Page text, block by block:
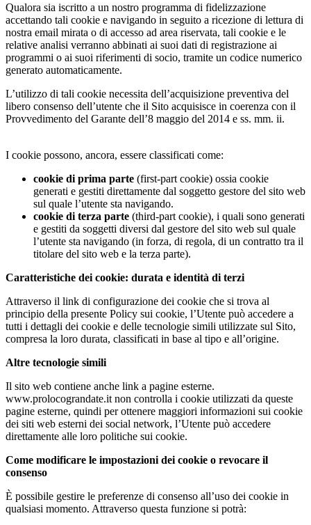
Qualora sia iscritto a un nostro programma di fidelizzazione
accettando tali cookie e navigando in seguito a ricezione di lettura di
nostra email mirata o di accesso ad area riservata, tali cookie e le
relative analisi verranno abbinati ai suoi dati di registrazione ai
programmi o ai suoi riferimenti di socio, tramite un codice numerico
generato automaticamente.
L’utilizzo di tali cookie necessita dell’acquisizione preventiva del
libero consenso dell’utente che il Sito acquisisce in coerenza con il
Provvedimento del Garante dell’8 maggio del 2014 e ss. mm. ii.
I cookie possono, ancora, essere classificati come:
cookie di prima parte (first-part cookie) ossia cookie
generati e gestiti direttamente dal soggetto gestore del sito web
sul quale l’utente sta navigando.
cookie di terza parte (third-part cookie), i quali sono generati
e gestiti da soggetti diversi dal gestore del sito web sul quale
l’utente sta navigando (in forza, di regola, di un contratto tra il
titolare del sito web e la terza parte).
Caratteristiche dei cookie: durata e identità di terzi
Attraverso il link di configurazione dei cookie che si trova al
principio della presente Policy sui cookie, l’Utente può accedere a
tutti i dettagli dei cookie e delle tecnologie simili utilizzate sul Sito,
compresa la loro durata, classificati in base al tipo e all’origine.
Altre tecnologie simili
Il sito web contiene anche link a pagine esterne.
www.prolocograndate.it non controlla i cookie utilizzati da queste
pagine esterne, quindi per ottenere maggiori informazioni sui cookie
dei siti web esterni dei social network, l’Utente può accedere
direttamente alle loro politiche sui cookie.
Come modificare le impostazioni dei cookie o revocare il
consenso
È possibile gestire le preferenze di consenso all’uso dei cookie in
qualsiasi momento. Attraverso questa funzione si potrà: